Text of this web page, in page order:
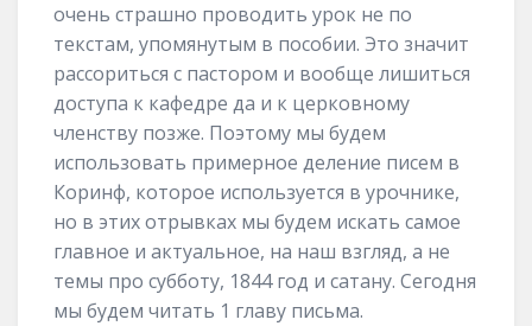
очень страшно проводить урок не по
текстам, упомянутым в пособии. Это значит
рассориться с пастором и вообще лишиться
доступа к кафедре да и к церковному
членству позже. Поэтому мы будем
использовать примерное деление писем в
Коринф, которое используется в урочнике,
но в этих отрывках мы будем искать самое
главное и актуальное, на наш взгляд, а не
темы про субботу, 1844 год и сатану. Сегодня
мы будем читать 1 главу письма.